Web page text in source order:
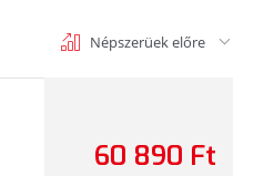
Népszerüek előre
60 890 Ft